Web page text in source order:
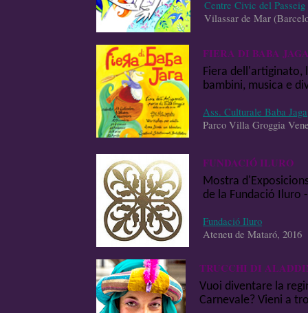
Centre Civic del Passeig
Vilassar de Mar
FIERA DI BABA
Fiera dell'artiginato,
bambini, musica e
Ass. Culturale Baba Jaga
Parco Villa Groggia
FUNDACIÓ ILURO
Mostra
de la Fundació Iluro
Fundació Iluro
Ateneu de Mataró, 2016
TRUCCHI DI
Vuoi diventare la
Carnevale? Vieni a